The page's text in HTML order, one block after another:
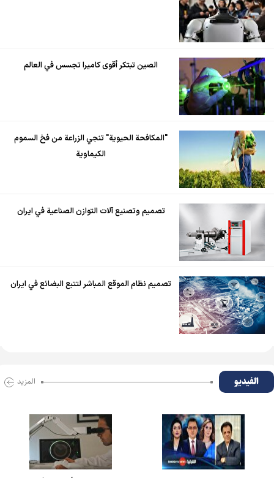
الصين تبتكر أقوى كاميرا تجسس في العالم
"المكافحة الحيوية" تنجي الزراعة من فخ السموم
الكيماوية
تصميم وتصنيع آلات التوازن الصناعية في ايران
تصميم نظام الموقع المباشر لتتبع البضائع في ايران
الفیدیو المزید